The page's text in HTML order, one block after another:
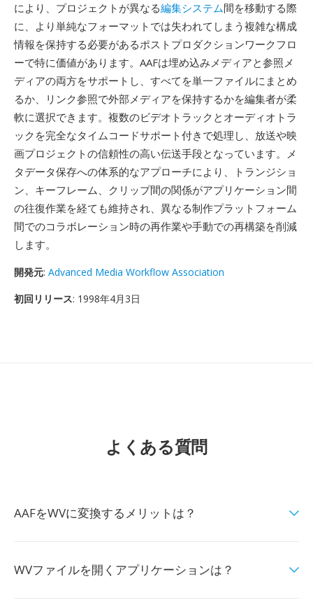
により、プロジェクトが異なる編集システム間を移動する際
に、より単純なフォーマットでは失われてしまう複雑な構成
情報を保持する必要があるポストプロダクションワークフロ
ーで特に価値があります。AAFは埋め込みメディアと参照メ
ディアの両方をサポートし、すべてを単一ファイルにまとめ
るか、リンク参照で外部メディアを保持するかを編集者が柔
軟に選択できます。複数のビデオトラックとオーディオトラ
ックを完全なタイムコードサポート付きで処理し、放送や映
画プロジェクトの信頼性の高い伝送手段となっています。メ
タデータ保存への体系的なアプローチにより、トランジショ
ン、キーフレーム、クリップ間の関係がアプリケーション間
の往復作業を経ても維持され、異なる制作プラットフォーム
間でのコラボレーション時の再作業や手動での再構築を削減
します。
開発元: Advanced Media Workflow Association
初回リリース: 1998年4月3日
よくある質問
AAFをWVに変換するメリットは？
WVファイルを開くアプリケーションは？